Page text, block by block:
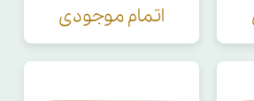
اتمام موجودی